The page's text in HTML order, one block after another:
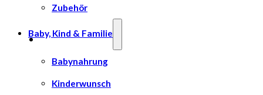
Zubehör
Baby, Kind & Familie
Babynahrung
Kinderwunsch